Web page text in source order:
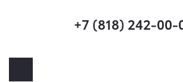
+7 (818) 242-00-